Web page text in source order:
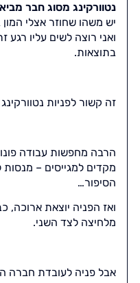
נטוורקינג מסוג חבר
יש משהו שחוזר אצלי
ואני רוצה לשים עליו
בתוצאות.
זה קשור לפניות
הרבה מחפשות עבודה
מקדים למגייסים –
הסיפור…
ואז הפניה יוצאת ארוכה,
מלחיצה לצד השני.
אבל פניה לעובדת חברה